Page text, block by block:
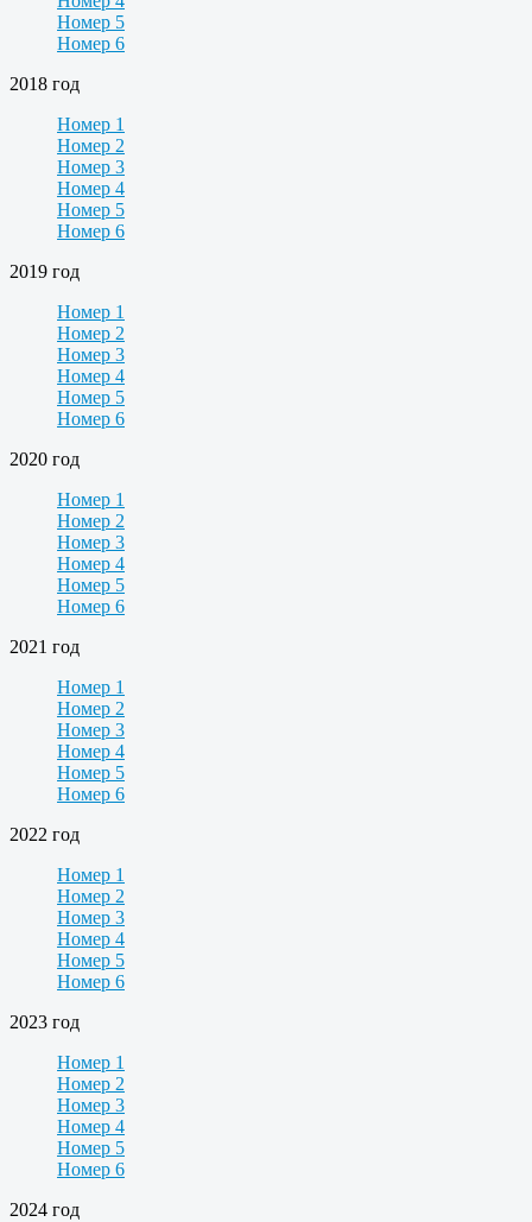
Номер 5
Номер 6
2018 год
Номер 1
Номер 2
Номер 3
Номер 4
Номер 5
Номер 6
2019 год
Номер 1
Номер 2
Номер 3
Номер 4
Номер 5
Номер 6
2020 год
Номер 1
Номер 2
Номер 3
Номер 4
Номер 5
Номер 6
2021 год
Номер 1
Номер 2
Номер 3
Номер 4
Номер 5
Номер 6
2022 год
Номер 1
Номер 2
Номер 3
Номер 4
Номер 5
Номер 6
2023 год
Номер 1
Номер 2
Номер 3
Номер 4
Номер 5
Номер 6
2024 год